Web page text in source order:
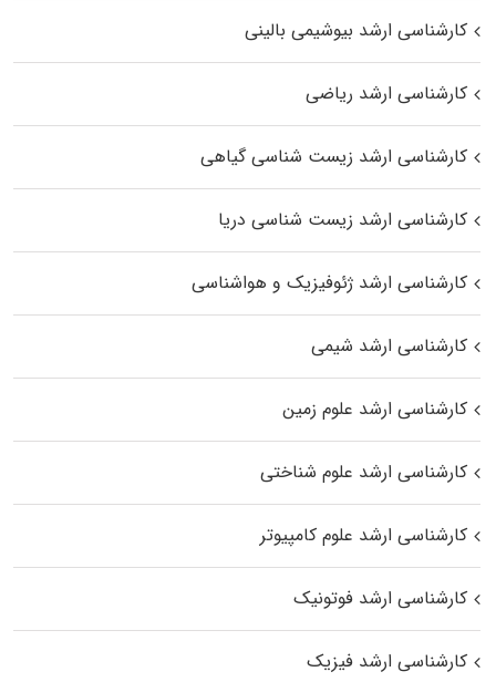
کارشناسی ارشد بیوشیمی بالینی
کارشناسی ارشد ریاضی
کارشناسی ارشد زیست‌ شناسی گیاهی
کارشناسی ارشد زیست‌ شناسی دریا
کارشناسی ارشد ژئوفیزیک و هواشناسی
کارشناسی ارشد شیمی
کارشناسی ارشد علوم زمین
کارشناسی ارشد علوم شناختی
کارشناسی ارشد علوم کامپیوتر
کارشناسی ارشد فوتونیک
کارشناسی ارشد فیزیک